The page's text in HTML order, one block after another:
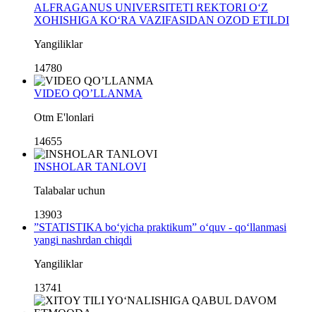
ALFRAGANUS UNIVERSITETI REKTORI O‘Z
XOHISHIGA KO‘RA VAZIFASIDAN OZOD ETILDI
Yangiliklar
14780
VIDEO QO’LLANMA
Otm E'lonlari
14655
INSHOLAR TANLOVI
Talabalar uchun
13903
”STATISTIKA bo‘yicha praktikum” o‘quv - qo‘llanmasi
yangi nashrdan chiqdi
Yangiliklar
13741